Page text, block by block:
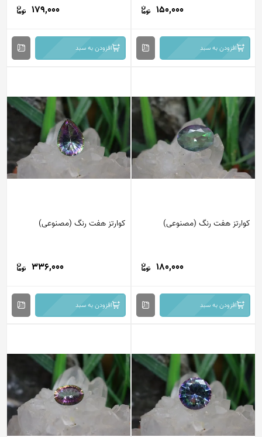
150,000
افزودن به سبد
179,000
افزودن به سبد
کوارتز هفت رنگ (مصنوعی)
180,000
افزودن به سبد
کوارتز هفت رنگ (مصنوعی)
336,000
افزودن به سبد